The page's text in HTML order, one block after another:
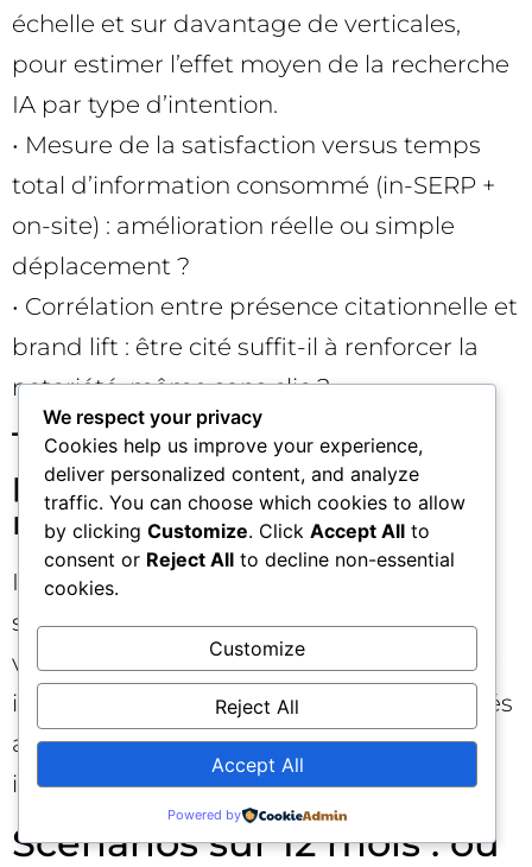
échelle et sur davantage de verticales,
pour estimer l’effet moyen de la recherche
IA par type d’intention.
• Mesure de la satisfaction versus temps
total d’information consommé (in-SERP +
on-site) : amélioration réelle ou simple
déplacement ?
• Corrélation entre présence citationnelle et
brand lift : être cité suffit-il à renforcer la
notoriété, même sans clic ?
Transparence des
plateformes : quelles
métriques publier ?
Idéalement : impressions et clics
segmentés par présence d’éléments IA,
visibilité des citations, et classification par
intention. Même des agrégats anonymisés
aideraient les éditeurs à calibrer
investissements et formats.
Scénarios sur 12 mois : où
We respect your privacy
Cookies help us improve your experience,
deliver personalized content, and analyze
traffic. You can choose which cookies to allow
by clicking Customize. Click Accept All to
consent or Reject All to decline non-essential
cookies.
Customize
Reject All
Accept All
Powered by